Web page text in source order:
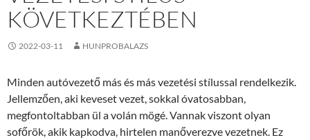
KÖVETKEZTÉBEN
2022-03-11 HUNPROBALAZS
Minden autóvezető más és más vezetési stílussal rendelkezik.
Jellemzően, aki keveset vezet, sokkal óvatosabban,
megfontoltabban ül a volán mögé. Vannak viszont olyan
sofőrök, akik kapkodva, hirtelen manőverezve vezetnek. Ez